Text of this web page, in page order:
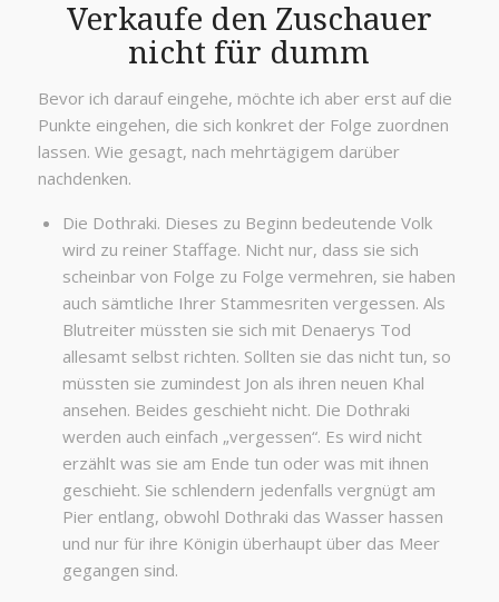
Verkaufe den Zuschauer
nicht für dumm
Bevor ich darauf eingehe, möchte ich aber erst auf die
Punkte eingehen, die sich konkret der Folge zuordnen
lassen. Wie gesagt, nach mehrtägigem darüber
nachdenken.
Die Dothraki. Dieses zu Beginn bedeutende Volk
wird zu reiner Staffage. Nicht nur, dass sie sich
scheinbar von Folge zu Folge vermehren, sie haben
auch sämtliche Ihrer Stammesriten vergessen. Als
Blutreiter müssten sie sich mit Denaerys Tod
allesamt selbst richten. Sollten sie das nicht tun, so
müssten sie zumindest Jon als ihren neuen Khal
ansehen. Beides geschieht nicht. Die Dothraki
werden auch einfach „vergessen“. Es wird nicht
erzählt was sie am Ende tun oder was mit ihnen
geschieht. Sie schlendern jedenfalls vergnügt am
Pier entlang, obwohl Dothraki das Wasser hassen
und nur für ihre Königin überhaupt über das Meer
gegangen sind.